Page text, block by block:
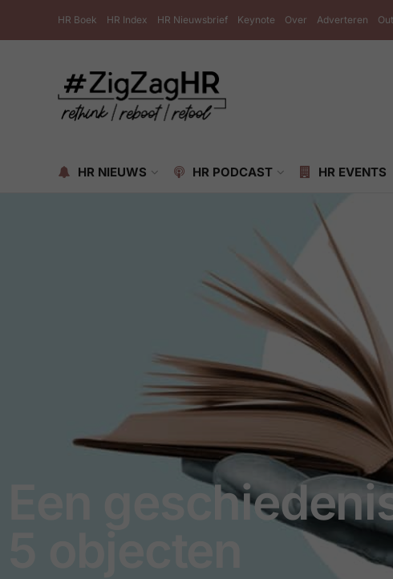
HR Boek HR Index HR Nieuwsbrief Keynote Over Adverteren
HR NIEUWS HR PODCAST HR EVENTS
Een